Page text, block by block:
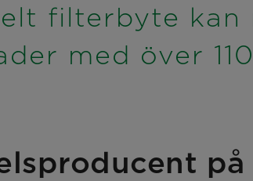
filterbyte kan
med över